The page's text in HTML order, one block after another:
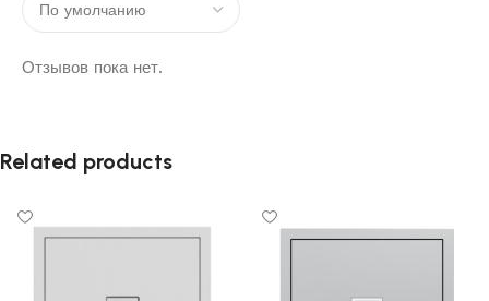
Отзывов пока нет.
Related products